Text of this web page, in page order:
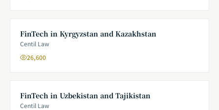
FinTech in Kyrgyzstan and Kazakhstan
Centil Law
26,600
FinTech in Uzbekistan and Tajikistan
Centil Law